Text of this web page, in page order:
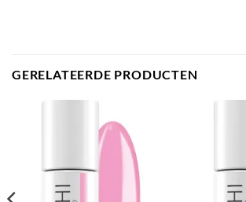
GERELATEERDE PRODUCTEN